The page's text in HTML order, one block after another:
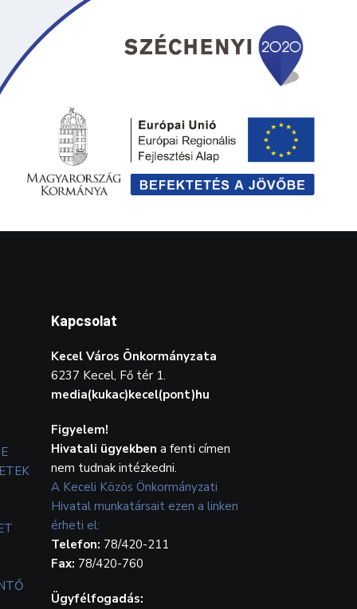
Kapcsolat
Kecel Város Önkormányzata
6237 Kecel, Fő tér 1.
media(kukac)kecel(pont)hu
Figyelem!
Hivatali ügyekben a fenti címen
nem tudnak intézkedni.
A Keceli Közös Önkormányzati
Hivatal munkatársait ezen a linken
érheti el:
Telefon: 78/420-211
Fax: 78/420-760
Ügyfélfogadás: